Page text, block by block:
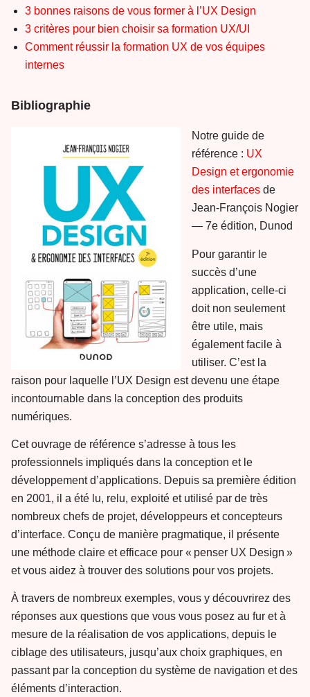
3 bonnes raisons de vous former à l’UX Design
3 critères pour bien choisir sa formation UX/UI
Comment réussir la formation UX de vos équipes
internes
Bibliographie
Notre guide de
référence : UX
Design et ergonomie
des interfaces de
Jean-François Nogier
— 7e édition, Dunod
Pour garantir le
succès d’une
application, celle-ci
doit non seulement
être utile, mais
également facile à
utiliser. C’est la
raison pour laquelle l’UX Design est devenu une étape
incontournable dans la conception des produits
numériques.
Cet ouvrage de référence s’adresse à tous les
professionnels impliqués dans la conception et le
développement d’applications. Depuis sa première édition
en 2001, il a été lu, relu, exploité et utilisé par de très
nombreux chefs de projet, développeurs et concepteurs
d’interface. Conçu de manière pragmatique, il présente
une méthode claire et efficace pour « penser UX Design »
et vous aidez à trouver des solutions pour vos projets.
À travers de nombreux exemples, vous y découvrirez des
réponses aux questions que vous vous posez au fur et à
mesure de la réalisation de vos applications, depuis le
ciblage des utilisateurs, jusqu’aux choix graphiques, en
passant par la conception du système de navigation et des
éléments d’interaction.